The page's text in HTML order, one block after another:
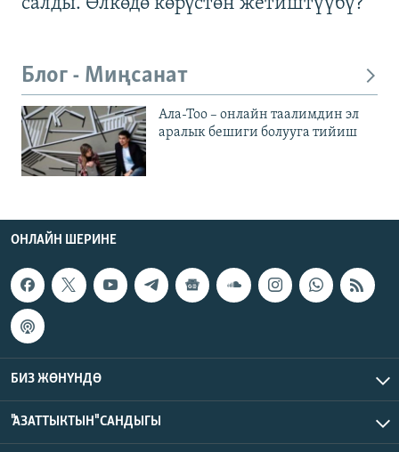
Блог - Миңсанат
Ала-Тоо – онлайн таалимдин эл
аралык бешиги болууга тийиш
ОНЛАЙН ШЕРИНЕ
БИЗ ЖӨНҮНДӨ
"АЗАТТЫКТЫН" САНДЫГЫ